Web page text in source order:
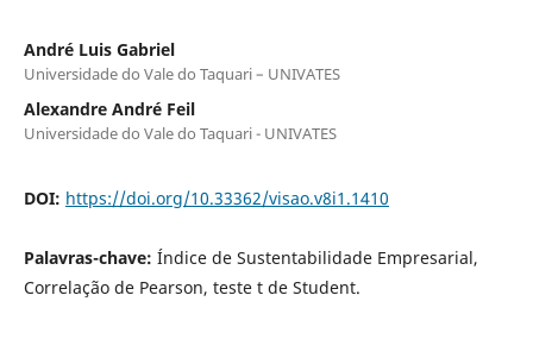
André Luis Gabriel
Universidade do Vale do Taquari – UNIVATES
Alexandre André Feil
Universidade do Vale do Taquari - UNIVATES
DOI: https://doi.org/10.33362/visao.v8i1.1410
Palavras-chave: Índice de Sustentabilidade Empresarial,
Correlação de Pearson, teste t de Student.